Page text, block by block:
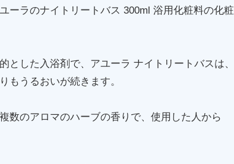
ーラのナイトリートバス 300ml 浴用化粧料の化粧
した入浴剤で、アユーラ ナイトリートバスは、
もうるおいが続きます。
数のアロマのハーブの香りで、使用した人から